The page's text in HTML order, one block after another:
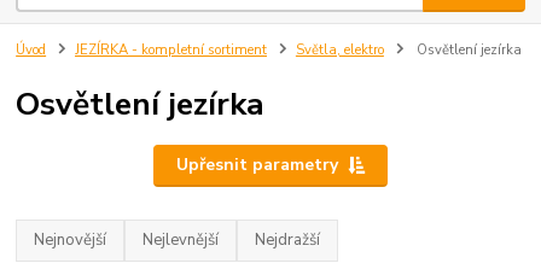
Úvod JEZÍRKA - kompletní sortiment Světla, elektro Osvětlení jezírka
Osvětlení jezírka
Upřesnit parametry
Nejnovější Nejlevnější Nejdražší